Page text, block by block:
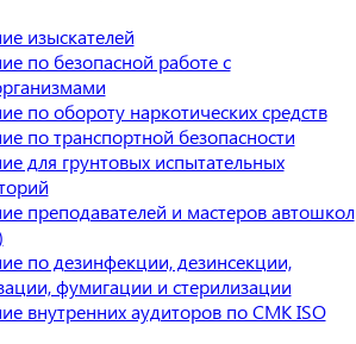
изыскателей
по безопасной работе с
по обороту наркотических средств
по транспортной безопасности
для грунтовых испытательных
преподавателей и мастеров автошкол
по дезинфекции, дезинсекции,
фумигации и стерилизации
внутренних аудиторов по СМК ISO